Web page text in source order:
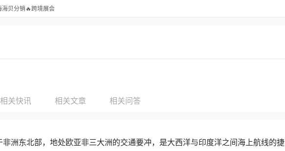
海贝分销🔥跨境展会
相关快讯 相关文章 相关问答
非洲东北部，地处欧亚非三大洲的交通要冲，是大西洋与印度洋之间海上航线的捷